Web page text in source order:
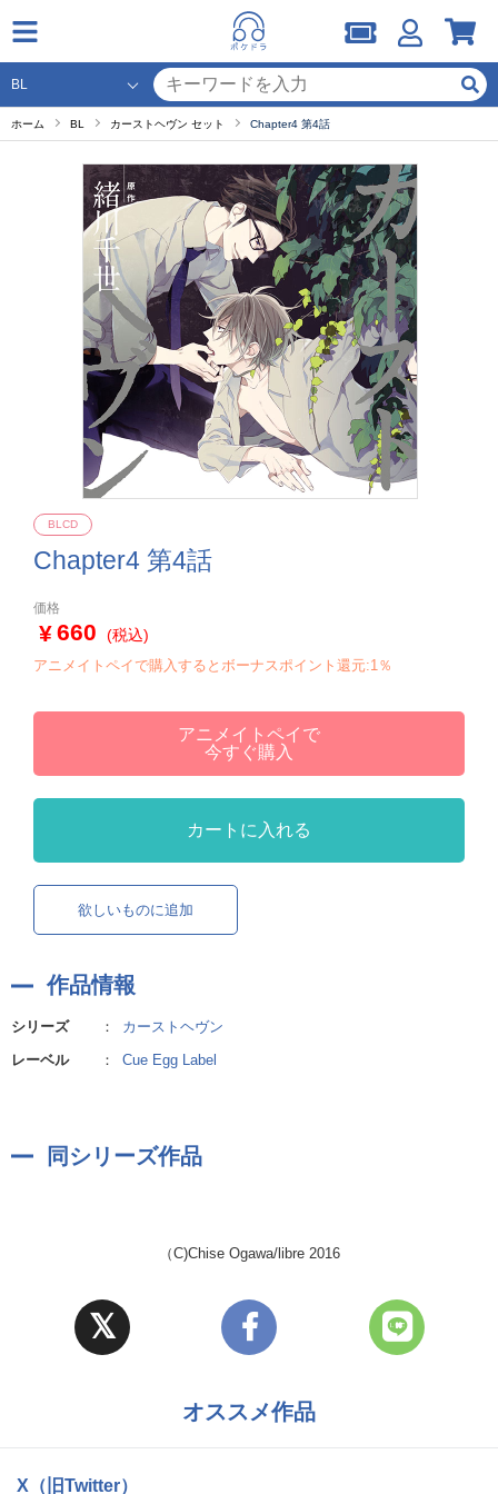
ホーム BL カーストヘヴン セット Chapter4 第4話
Chapter4 第4話
BLCD
価格
660 (税込)
アニメイトペイで購入するとボーナスポイント還元:1％
アニメイトペイで
今すぐ購入
カートに入れる
欲しいものに追加
作品情報
シリーズ ：
カーストヘヴン
レーベル
： Cue Egg Label
同シリーズ作品
（C)Chise Ogawa/libre 2016
オススメ作品
X（旧Twitter）